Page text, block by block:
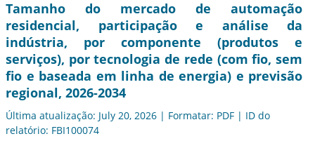
Tamanho do mercado de automação
residencial, participação e análise da
indústria, por componente (produtos e
serviços), por tecnologia de rede (com fio, sem
fio e baseada em linha de energia) e previsão
regional, 2026-2034
Última atualização: July 20, 2026 | Formatar: PDF | ID do
relatório: FBI100074